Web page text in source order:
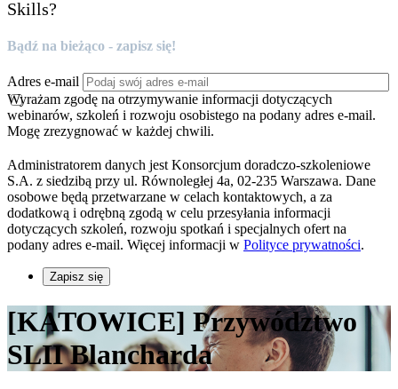
Skills?
Bądź na bieżąco - zapisz się!
Adres e-mail
Wyrażam zgodę na otrzymywanie informacji dotyczących
webinarów, szkoleń i rozwoju osobistego na podany adres e-mail.
Mogę zrezygnować w każdej chwili.
Administratorem danych jest Konsorcjum doradczo-szkoleniowe
S.A. z siedzibą przy ul. Równoległej 4a, 02-235 Warszawa. Dane
osobowe będą przetwarzane w celach kontaktowych, a za
dodatkową i odrębną zgodą w celu przesyłania informacji
dotyczących szkoleń, rozwoju spotkań i specjalnych ofert na
podany adres e-mail. Więcej informacji w Polityce prywatności.
Zapisz się
[KATOWICE] Przywództwo
SLII Blancharda